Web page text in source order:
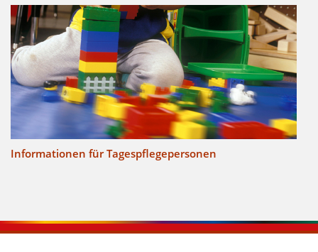
Informationen für Tagespflegepersonen